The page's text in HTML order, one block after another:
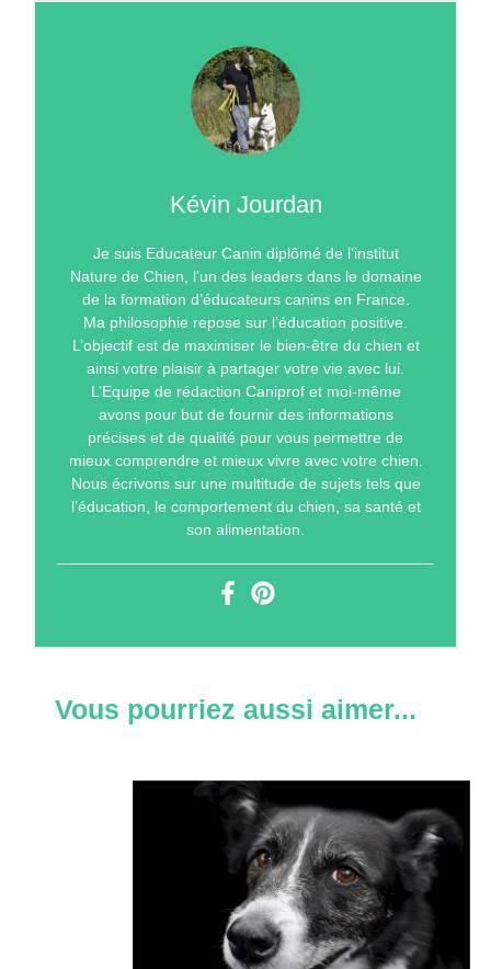
Kévin Jourdan
Je suis Educateur Canin diplômé de l’institut
Nature de Chien, l’un des leaders dans le domaine
de la formation d’éducateurs canins en France.
Ma philosophie repose sur l’éducation positive.
L’objectif est de maximiser le bien-être du chien et
ainsi votre plaisir à partager votre vie avec lui.
L’Equipe de rédaction Caniprof et moi-même
avons pour but de fournir des informations
précises et de qualité pour vous permettre de
mieux comprendre et mieux vivre avec votre chien.
Nous écrivons sur une multitude de sujets tels que
l’éducation, le comportement du chien, sa santé et
son alimentation.
Vous pourriez aussi aimer...